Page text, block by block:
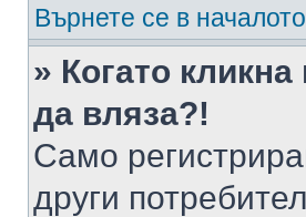
Върнете се в началото
» Когато
да вляза?!
Само
други